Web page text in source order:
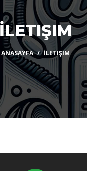
İLETIŞIM
ANASAYFA İLETIŞIM